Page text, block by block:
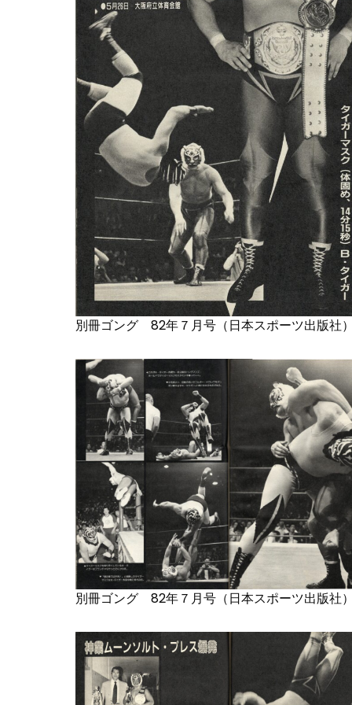
別冊ゴング 82年７月号（日本スポーツ出版社
別冊ゴング 82年７月号（日本スポーツ出版社